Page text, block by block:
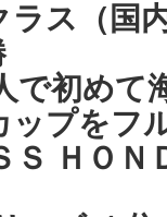
ス（国
で初め
ップをフ
Ｓ ＨＯ